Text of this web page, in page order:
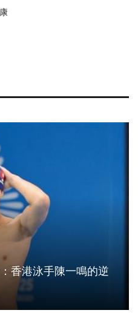
香港泳手陳一鳴的逆